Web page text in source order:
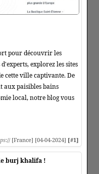
pour découvrir les
explorez les sites
cette ville captivante. De
aux paisibles bains
local, notre blog vous
:// [France] [04-04-2024] [#1]
burj khalifa !